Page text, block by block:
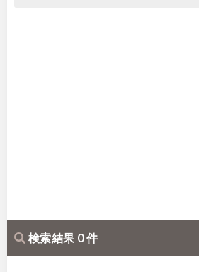
検索結果 0 件